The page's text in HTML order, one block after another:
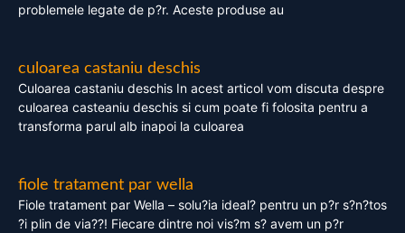
problemele legate de p?r. Aceste produse au
culoarea castaniu deschis
Culoarea castaniu deschis In acest articol vom discuta despre
culoarea casteaniu deschis si cum poate fi folosita pentru a
transforma parul alb inapoi la culoarea
fiole tratament par wella
Fiole tratament par Wella – solu?ia ideal? pentru un p?r s?n?tos
?i plin de via??! Fiecare dintre noi vis?m s? avem un p?r